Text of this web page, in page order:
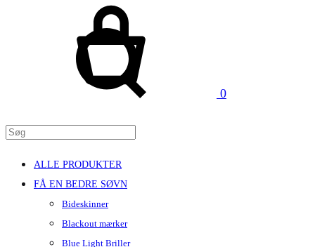
0
ALLE PRODUKTER
FÅ EN BEDRE SØVN
Bideskinner
Blackout mærker
Blue Light Briller